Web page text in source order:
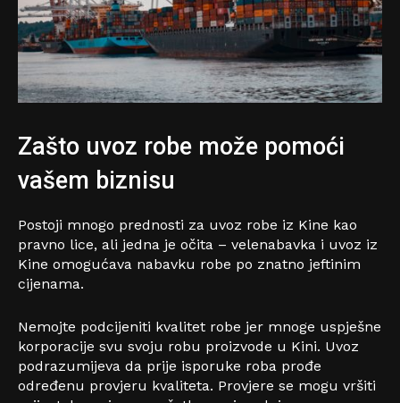
Zašto uvoz robe može pomoći
vašem biznisu
Postoji mnogo prednosti za uvoz robe iz Kine kao
pravno lice, ali jedna je očita – velenabavka i uvoz iz
Kine omogućava nabavku robe po znatno jeftinim
cijenama.
Nemojte podcijeniti kvalitet robe jer mnoge uspješne
korporacije svu svoju robu proizvode u Kini. Uvoz
podrazumijeva da prije isporuke roba prođe
određenu provjeru kvaliteta. Provjere se mogu vršiti